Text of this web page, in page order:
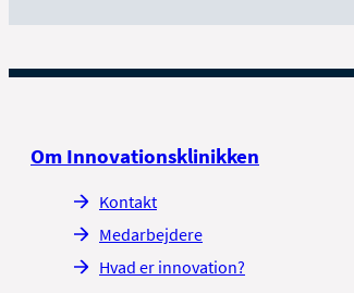
Om Innovationsklinikken
Kontakt
Medarbejdere
Hvad er innovation?